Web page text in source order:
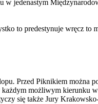
w jedenastym
to predestynuje wręcz to
Przed Piknikiem można
możliwym kierunku
się także Jury